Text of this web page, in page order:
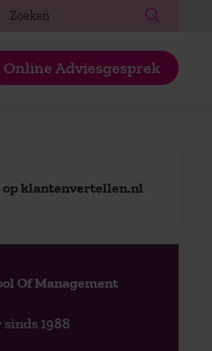
Online Adviesgesprek
op klantenvertellen.nl
Of Management
1988